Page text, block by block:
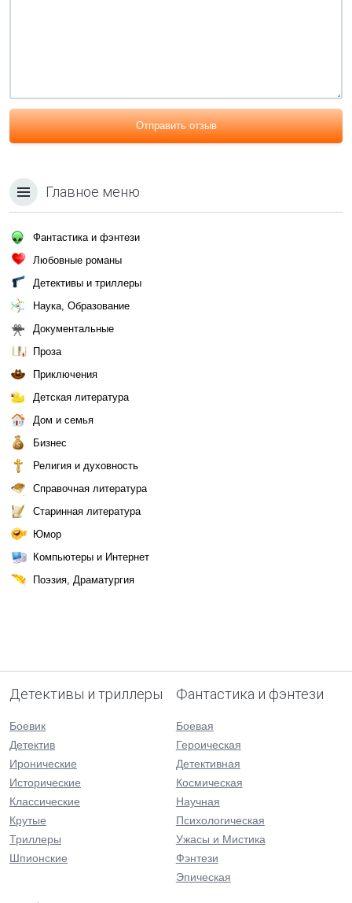
Отправить отзыв
Главное меню
Фантастика и фэнтези
Любовные романы
Детективы и триллеры
Наука, Образование
Документальные
Проза
Приключения
Детская литература
Дом и семья
Бизнес
Религия и духовность
Справочная литература
Старинная литература
Юмор
Компьютеры и Интернет
Поэзия, Драматургия
Детективы и триллеры
Боевик
Детектив
Иронические
Исторические
Классические
Крутые
Триллеры
Шпионские
Фантастика и фэнтези
Боевая
Героическая
Детективная
Космическая
Научная
Психологическая
Ужасы и Мистика
Фэнтези
Эпическая